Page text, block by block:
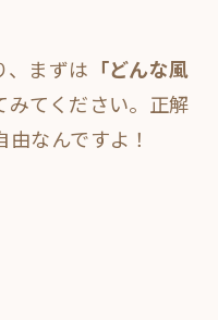
、まずは 「どんな風
みてください。正解
なんですよ！